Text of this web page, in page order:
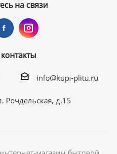
на связи
info@kupi-plitu.ru
Рочдельская, д.15